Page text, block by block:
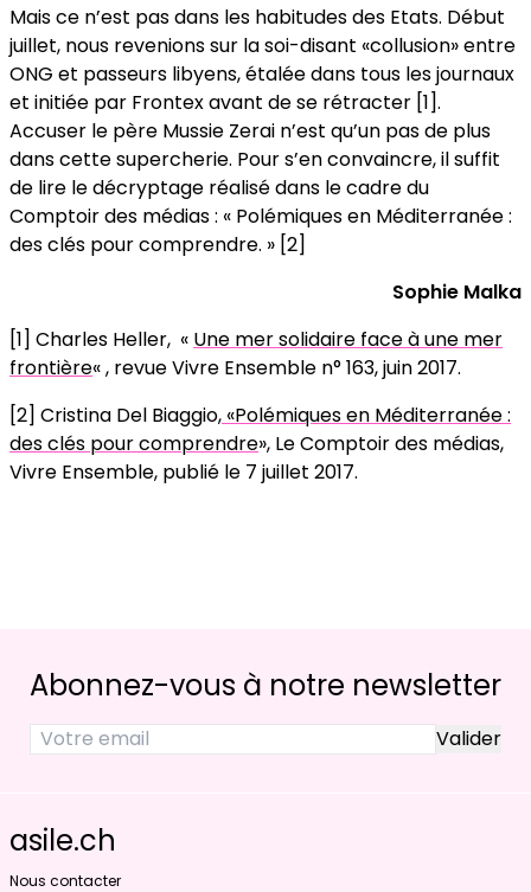
Mais ce n’est pas dans les habitudes des Etats. Début
juillet, nous revenions sur la soi-disant «collusion» entre
ONG et passeurs libyens, étalée dans tous les journaux
et initiée par Frontex avant de se rétracter [1].
Accuser le père Mussie Zerai n’est qu’un pas de plus
dans cette supercherie. Pour s’en convaincre, il suffit
de lire le décryptage réalisé dans le cadre du
Comptoir des médias : « Polémiques en Méditerranée :
des clés pour comprendre. » [2]
Sophie Malka
[1] Charles Heller, « Une mer solidaire face à une mer
frontière« , revue Vivre Ensemble n° 163, juin 2017.
[2] Cristina Del Biaggio, «Polémiques en Méditerranée :
des clés pour comprendre», Le Comptoir des médias,
Vivre Ensemble, publié le 7 juillet 2017.
Abonnez-vous à notre newsletter
asile.ch
Nous contacter